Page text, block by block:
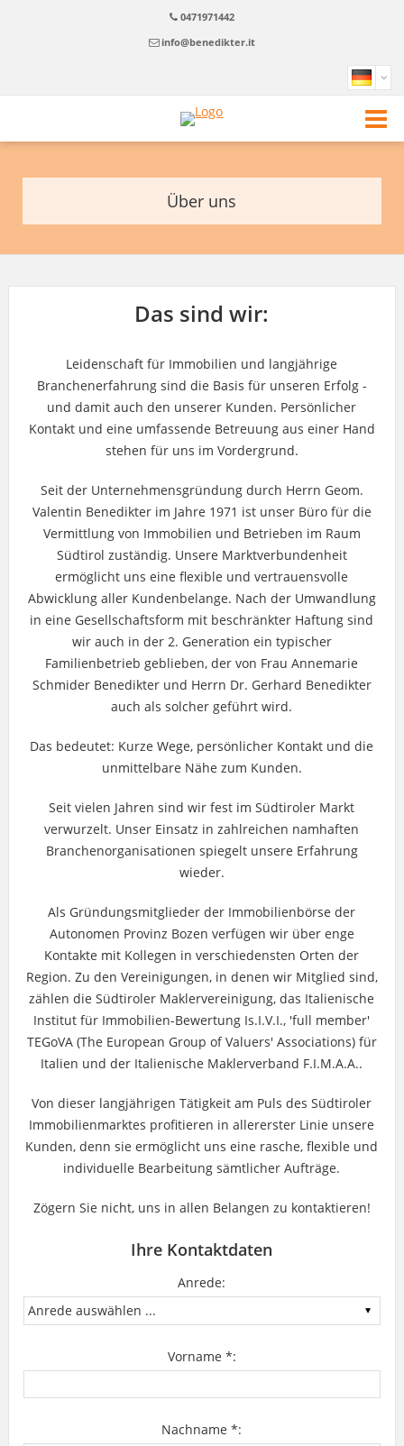
0471971442
info@benedikter.it
Über uns
Das sind wir:
Leidenschaft für Immobilien und langjährige
Branchenerfahrung sind die Basis für unseren Erfolg -
und damit auch den unserer Kunden. Persönlicher
Kontakt und eine umfassende Betreuung aus einer Hand
stehen für uns im Vordergrund.
Seit der Unternehmensgründung durch Herrn Geom.
Valentin Benedikter im Jahre 1971 ist unser Büro für die
Vermittlung von Immobilien und Betrieben im Raum
Südtirol zuständig. Unsere Marktverbundenheit
ermöglicht uns eine flexible und vertrauensvolle
Abwicklung aller Kundenbelange. Nach der Umwandlung
in eine Gesellschaftsform mit beschränkter Haftung sind
wir auch in der 2. Generation ein typischer
Familienbetrieb geblieben, der von Frau Annemarie
Schmider Benedikter und Herrn Dr. Gerhard Benedikter
auch als solcher geführt wird.
Das bedeutet: Kurze Wege, persönlicher Kontakt und die
unmittelbare Nähe zum Kunden.
Seit vielen Jahren sind wir fest im Südtiroler Markt
verwurzelt. Unser Einsatz in zahlreichen namhaften
Branchenorganisationen spiegelt unsere Erfahrung
wieder.
Als Gründungsmitglieder der Immobilienbörse der
Autonomen Provinz Bozen verfügen wir über enge
Kontakte mit Kollegen in verschiedensten Orten der
Region. Zu den Vereinigungen, in denen wir Mitglied sind,
zählen die Südtiroler Maklervereinigung, das Italienische
Institut für Immobilien-Bewertung Is.I.V.I., 'full member'
TEGoVA (The European Group of Valuers' Associations) für
Italien und der Italienische Maklerverband F.I.M.A.A..
Von dieser langjährigen Tätigkeit am Puls des Südtiroler
Immobilienmarktes profitieren in allererster Linie unsere
Kunden, denn sie ermöglicht uns eine rasche, flexible und
individuelle Bearbeitung sämtlicher Aufträge.
Zögern Sie nicht, uns in allen Belangen zu kontaktieren!
Ihre Kontaktdaten
Anrede:
Vorname *:
Nachname *: